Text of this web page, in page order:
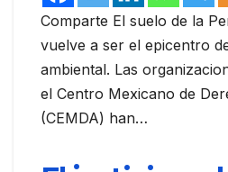
Comparte El suelo de la
vuelve a ser el epicentro
ambiental. Las
el Centro Mexicano de
(CEMDA) han…